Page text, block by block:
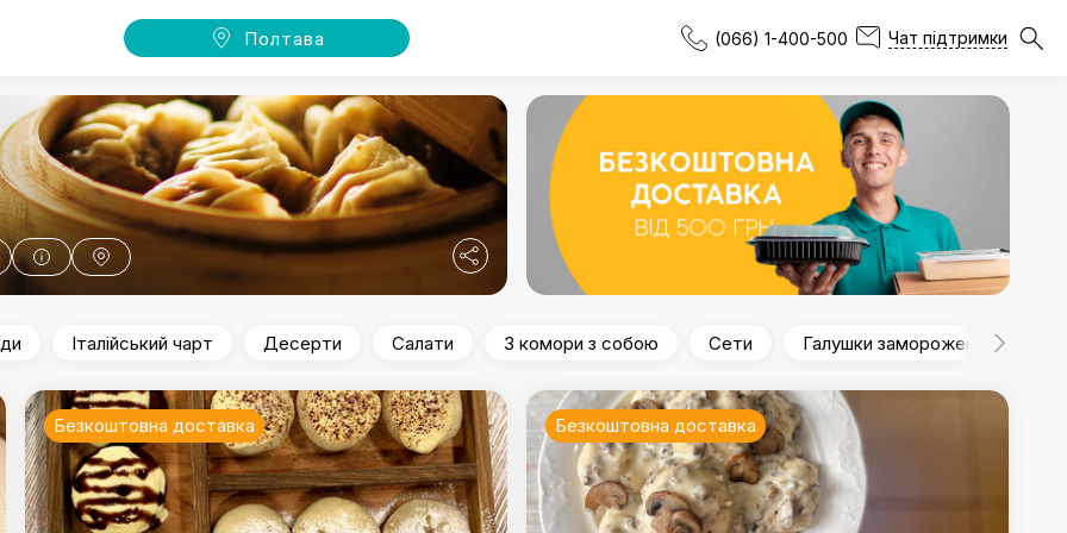
Полтава (066) 1-400-500 Чат підтримки
Італійський чарт Десерти Салати З комори з собою Сети Галушки заморожені
Безкоштовна доставка Безкоштовна доставка